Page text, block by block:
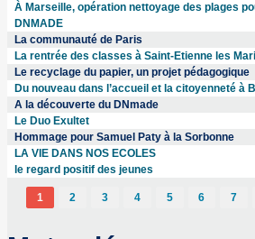
À Marseille, opération nettoyage des plages
DNMADE
La communauté de Paris
La rentrée des classes à Saint-Etienne les
Le recyclage du papier, un projet pédagogique
Du nouveau dans l’accueil et la citoyenneté à
A la découverte du DNmade
Le Duo Exultet
Hommage pour Samuel Paty à la Sorbonne
LA VIE DANS NOS ECOLES
le regard positif des jeunes
1 2 3 4 5 6 7